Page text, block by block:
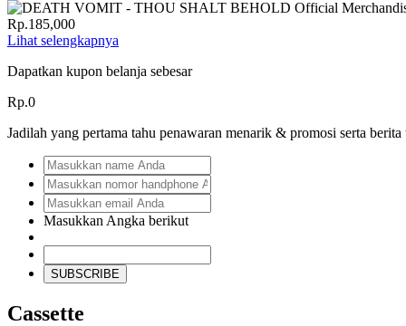
Rp.185,000
Lihat selengkapnya
Dapatkan kupon belanja sebesar
Rp.0
Jadilah yang pertama tahu penawaran menarik & promosi serta
Masukkan Angka berikut
SUBSCRIBE
Cassette